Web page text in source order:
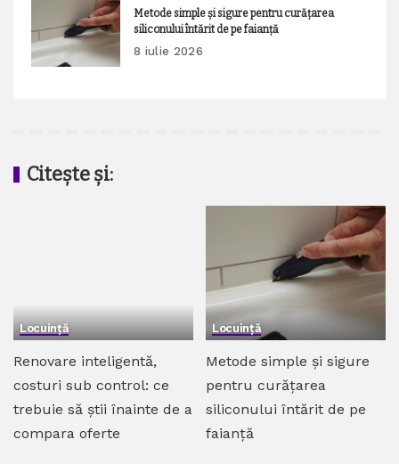
Metode simple și sigure pentru curățarea
siliconului întărit de pe faianță
8 iulie 2026
Citește și:
Locuință
Renovare inteligentă,
costuri sub control: ce
trebuie să știi înainte de a
compara oferte
Locuință
Metode simple și sigure
pentru curățarea
siliconului întărit de pe
faianță